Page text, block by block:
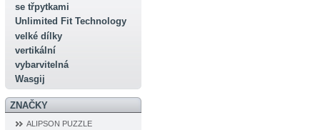
se třpytkami
Unlimited Fit Technology
velké dílky
vertikální
vybarvitelná
Wasgij
ZNAČKY
ALIPSON PUZZLE